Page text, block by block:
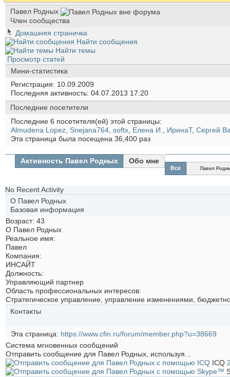
Павел Родных
Член сообщества
Домашняя страничка
Найти сообщения
Найти темы
Просмотр статей
Мини-статистика
Регистрация
10.09.2009
Последняя активность 04.07.2013 17:20
Последние посетители
Последние 6 посетителя(ей) этой страницы:
Almudena Lopez Snejana764 softx Елена И. ИринаТ, Сергей
Эта страница была посещена 36,400 раз
Активность Павел Родных Обо мне
Все Павел
No Recent Activity
О Павел Родных
Базовая информация
Возраст 43
О Павел Родных
Реальное имя:
Павел
Компания:
ИНСАЙТ
Должность:
Управляющий партнер
Область профессиональных интересов:
Стратегическое управление, управление изменениями,
Контакты
Эта страница
https://www.cfin.ru/forum/member.php?u=38669
Система мгновенных сообщений
Отправить сообщение для Павел Родных, используя...
ICQ